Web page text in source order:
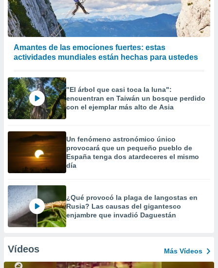
Amantes de las emociones fuertes: estas
actividades mundiales están hechas para ustedes
"El árbol que casi toca la luna":
encuentran en Taiwán un bosque perdido
con el ejemplar más alto de Asia
Un fenómeno astronómico único
provocará que un pequeño pueblo de
España tenga dos atardeceres el mismo
día
¿Qué provocó la plaga de langostas en
Rusia? Las causas del gigantesco
enjambre que invadió Daguestán
Vídeos Más Vídeos